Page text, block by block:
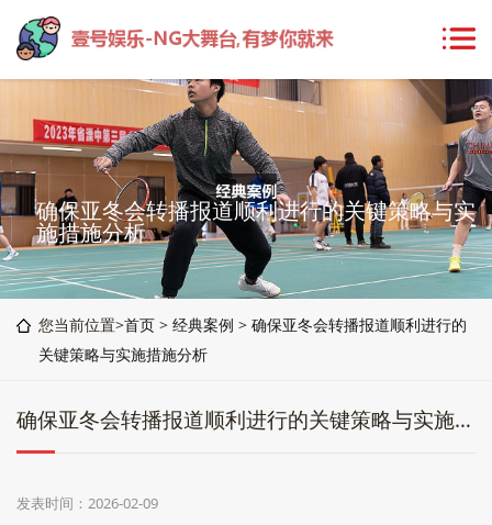
确保亚冬会转播报道顺利进行的关键策略与实
施措施分析
您当前位置>首页 > 经典案例 > 确保亚冬会转播报道顺利进行的
关键策略与实施措施分析
确保亚冬会转播报道顺利进行的关键策略与实施措施分析
发表时间：2026-02-09